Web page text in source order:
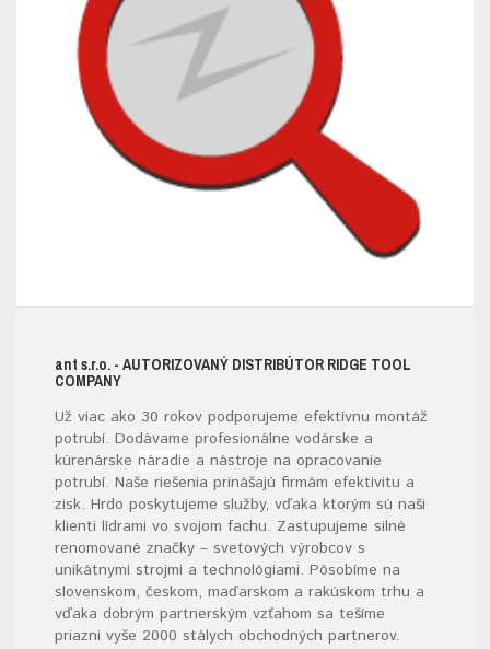
ant s.r.o. - AUTORIZOVANÝ DISTRIBÚTOR RIDGE TOOL
COMPANY
Už viac ako 30 rokov podporujeme efektívnu montáž
potrubí. Dodávame profesionálne vodárske a
kúrenárske náradie a nástroje na opracovanie
potrubí. Naše riešenia prinášajú firmám efektivitu a
zisk. Hrdo poskytujeme služby, vďaka ktorým sú naši
klienti lídrami vo svojom fachu. Zastupujeme silné
renomované značky – svetových výrobcov s
unikátnymi strojmi a technológiami. Pôsobíme na
slovenskom, českom, maďarskom a rakúskom trhu a
vďaka dobrým partnerským vzťahom sa tešíme
priazni vyše 2000 stálych obchodných partnerov.